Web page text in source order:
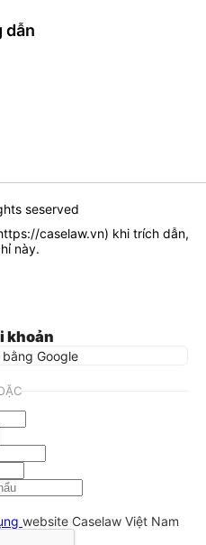
dẫn
seserved
caselaw.vn) khi trích dẫn,
này.
khoản
Google
website Caselaw Việt Nam